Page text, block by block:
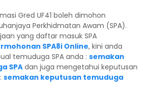
Gred UF41 boleh dimohon
Perkhidmatan Awam (SPA).
yang daftar masuk SPA
SPA8i Online, kini anda
temuduga SPA anda : semakan
SPA dan juga mengetahui keputusan
semakan keputusan temuduga